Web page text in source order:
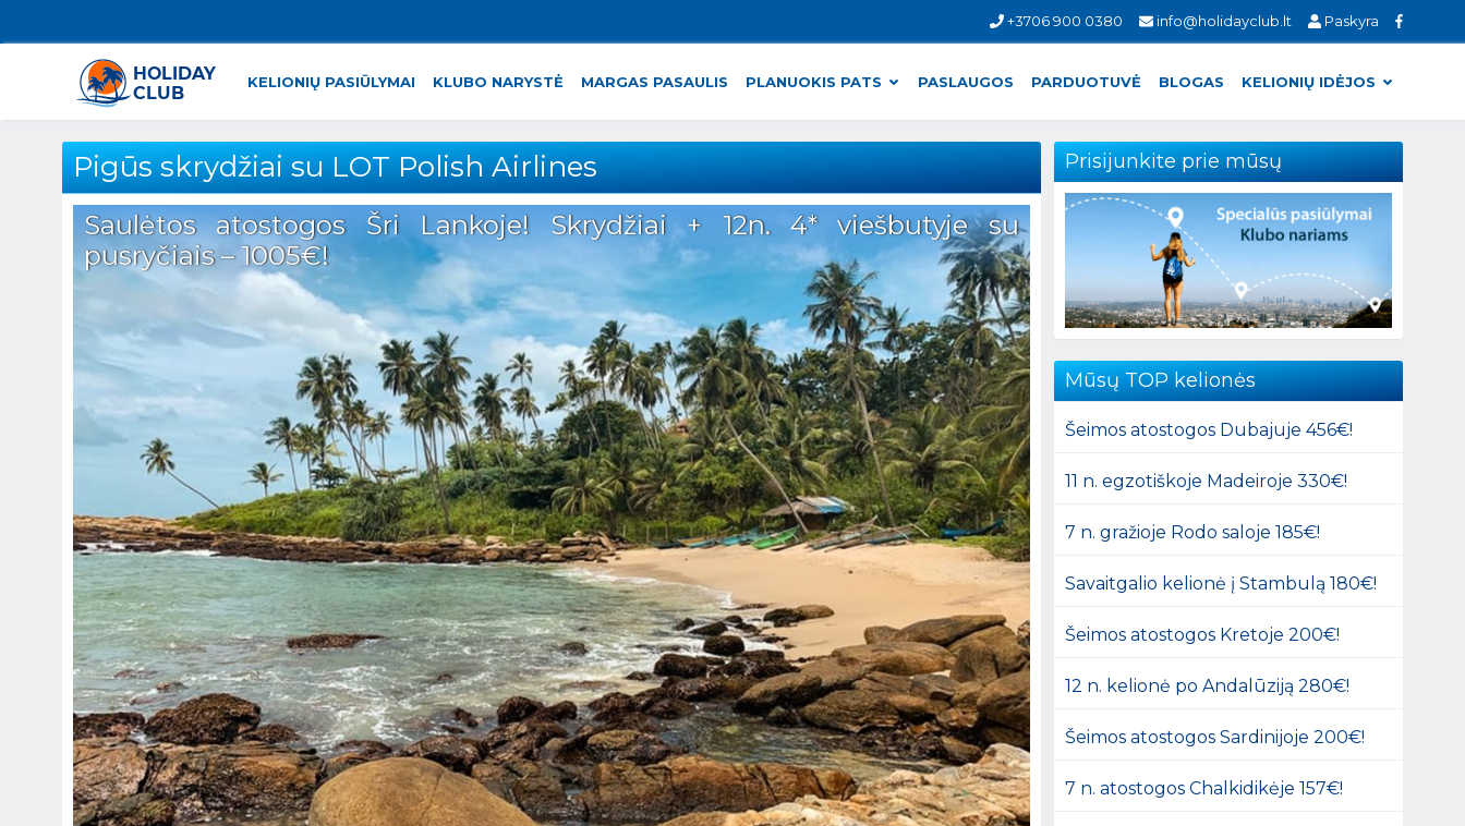
+3706 900 0380 info@holidayclub.lt Paskyra
KELIONIŲ PASIŪLYMAI KLUBO NARYSTĖ MARGAS PASAULIS PLANUOKIS PATS PASLAUGOS PARDUOTUVĖ BLOGAS KELIONIŲ IDĖJOS
Pigūs skrydžiai su LOT Polish Airlines
Saulėtos atostogos Šri Lankoje! Skrydžiai + 12n. 4* viešbutyje su
pusryčiais – 1005€!
Prisijunkite prie mūsų
Mūsų TOP kelionės
Šeimos atostogos Dubajuje 456€!
11 n. egzotiškoje Madeiroje 330€!
7 n. gražioje Rodo saloje 185€!
Savaitgalio kelionė į Stambulą 180€!
Šeimos atostogos Kretoje 200€!
12 n. kelionė po Andalūziją 280€!
Šeimos atostogos Sardinijoje 200€!
7 n. atostogos Chalkidikėje 157€!